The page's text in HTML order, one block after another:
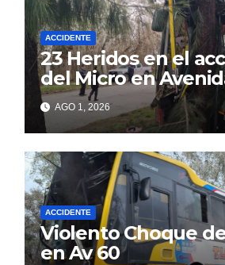
ACCIDENTE
23 Heridos en el
del Micro en
AGO 1, 2026
ACCIDENTE
Violento Choque
en Av 60